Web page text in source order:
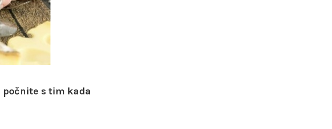
počnite s tim kada